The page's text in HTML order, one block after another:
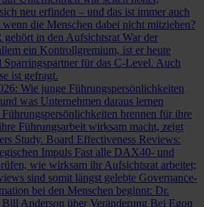
neu erfinden – und das ist immer auch
die Menschen dabei nicht mitziehen?
in den Aufsichtsrat War der
ein Kontrollgremium, ist er heute
Sparringspartner für das C-Level. Auch
ist gefragt.
Wie junge Führungspersönlichkeiten
was Unternehmen daraus lernen
brennen für ihre
Führungsarbeit wirksam macht, zeigt
Study. Board Effectiveness Reviews:
Impuls Fast alle DAX40- und
wie wirksam ihr Aufsichtsrat arbeitet;
sind somit längst gelebte Governance-
bei den Menschen beginnt: Dr.
Anderson über Veränderung Bei Egon